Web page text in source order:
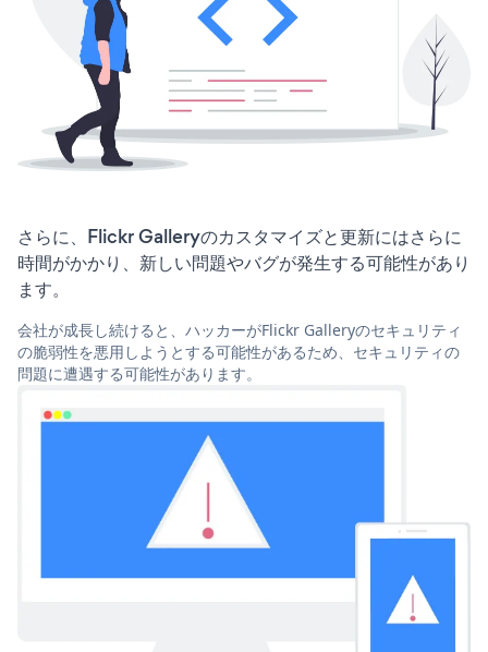
さらに、Flickr Galleryのカスタマイズと更新にはさらに
時間がかかり、新しい問題やバグが発生する可能性があり
ます。
会社が成長し続けると、ハッカーがFlickr Galleryのセキュリティ
の脆弱性を悪用しようとする可能性があるため、セキュリティの
問題に遭遇する可能性があります。